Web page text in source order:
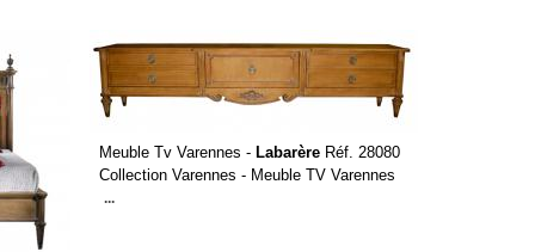
Meuble Tv Varennes - Labarère Réf. 28080
Collection Varennes - Meuble TV Varennes
...